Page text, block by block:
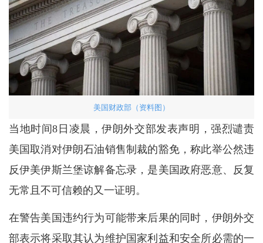
美国财政部（资料图）
当地时间8日凌晨，伊朗外交部发表声明，强烈谴责
美国取消对伊朗石油销售制裁的豁免，称此举公然违
反伊美伊斯兰堡谅解备忘录，是美国政府恶意、反复
无常且不可信赖的又一证明。
在警告美国违约行为可能带来后果的同时，伊朗外交
部表示将采取其认为维护国家利益和安全所必需的一